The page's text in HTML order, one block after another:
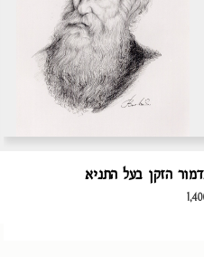
הזקן בעל התניא